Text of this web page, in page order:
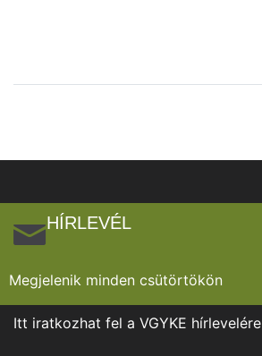
HÍRLEVÉL
Megjelenik minden csütörtökön
Itt iratkozhat fel a VGYKE hírlevelére